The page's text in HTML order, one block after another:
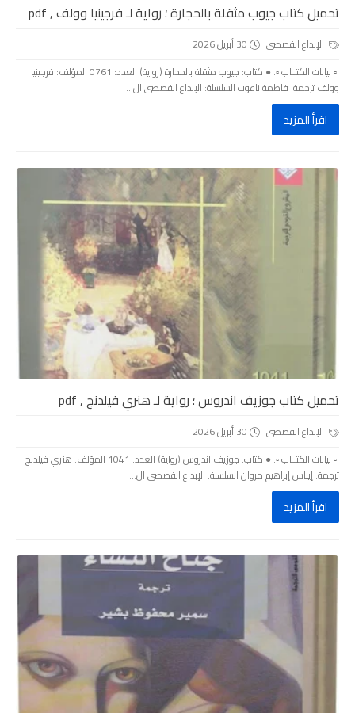
تحميل كتاب جيوب مثقلة بالحجارة ؛ رواية لـ فرجينيا وولف , pdf
الإبداع القصصى
30 أبريل 2026
.▫️ بيانات الكتــاب ▫️. ● كتاب: جيوب مثقلة بالحجارة (رواية) العدد: 0761 المؤلف: فرجينيا
وولف ترجمة: فاطمة ناعوت السلسلة: الإبداع القصصى ال...
اقرأ المزيد
تحميل كتاب جوزيف اندروس ؛ رواية لـ هنري فيلدنج , pdf
الإبداع القصصى
30 أبريل 2026
.▫️ بيانات الكتــاب ▫️. ● كتاب: جوزيف اندروس (رواية) العدد: 1041 المؤلف: هنري فيلدنج
ترجمة: إيناس إبراهيم مروان السلسلة: الإبداع القصصى ال...
اقرأ المزيد